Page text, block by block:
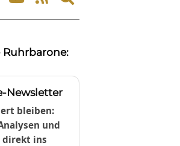
Expand
search
Newsletter
bleiben:
und
direkt ins